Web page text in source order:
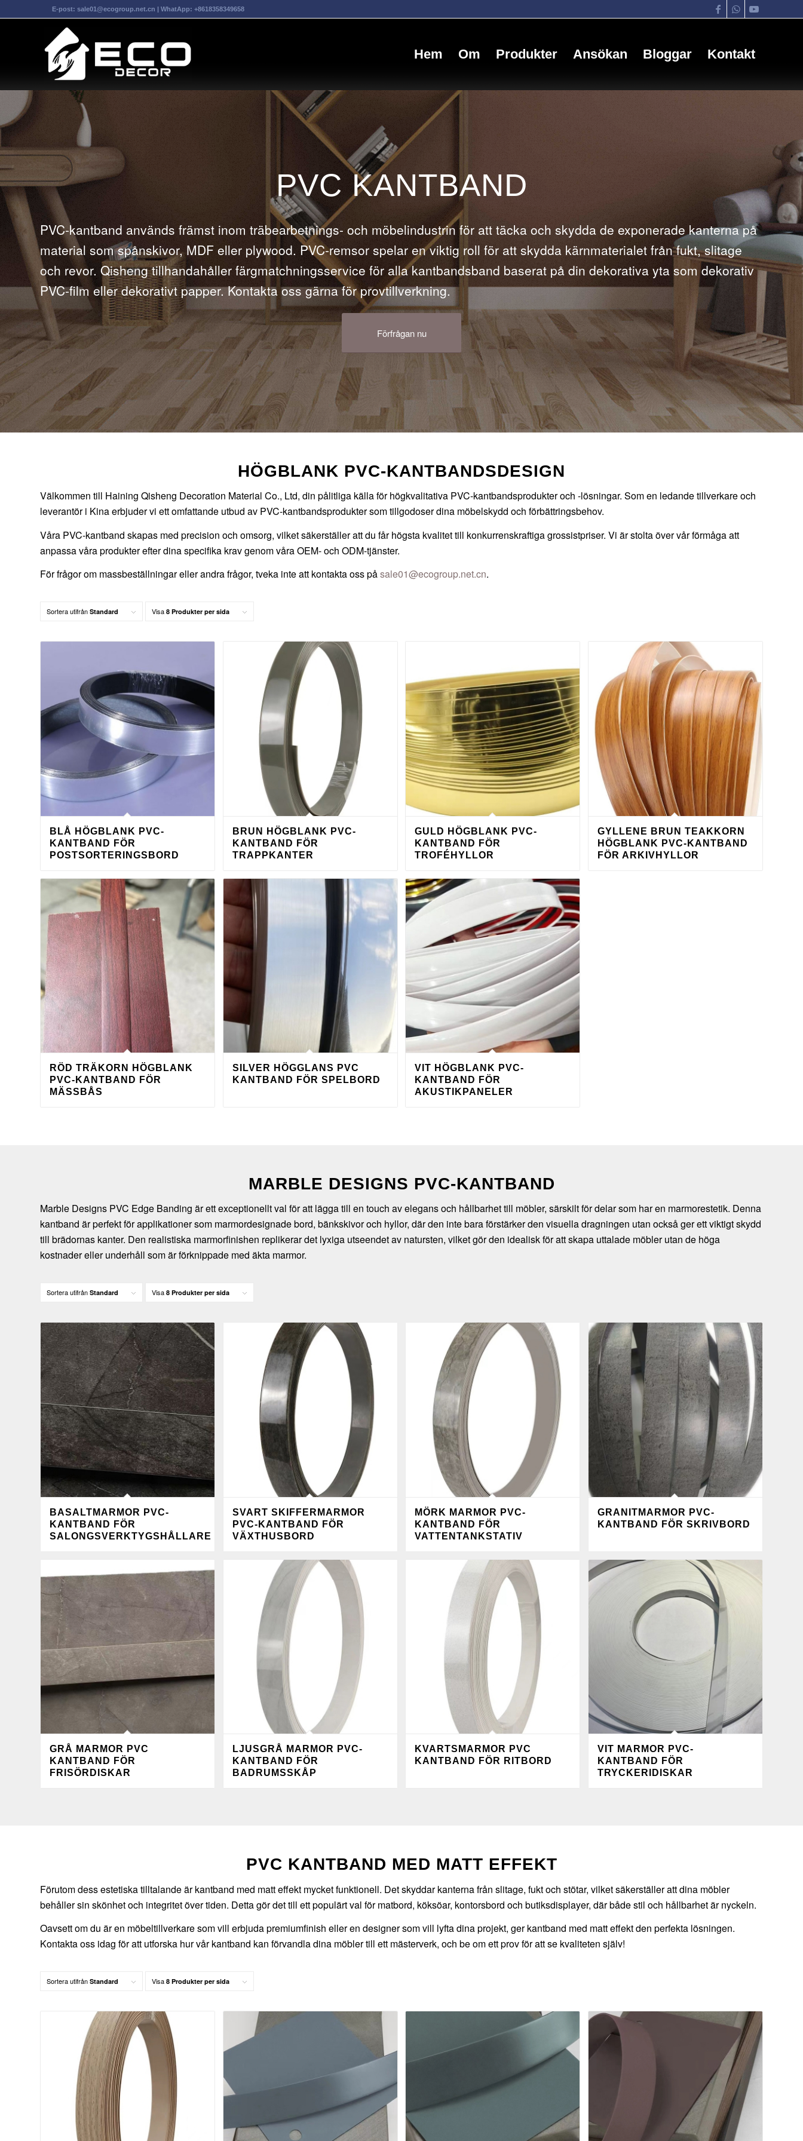
E-post: sale01@ecogroup.net.cn | WhatApp: +8618358349658
Hem Om Produkter Ansökan Bloggar Kontakt
PVC KANTBAND
PVC-kantband används främst inom träbearbetnings- och möbelindustrin för att täcka och skydda de exponerade kanterna på
material som spånskivor, MDF eller plywood. PVC-remsor spelar en viktig roll för att skydda kärnmaterialet från fukt, slitage
och revor. Qisheng tillhandahåller färgmatchningsservice för alla kantbandsband baserat på din dekorativa yta som dekorativ
PVC-film eller dekorativt papper. Kontakta oss gärna för provtillverkning.
Förfrågan nu
HÖGBLANK PVC-KANTBANDSDESIGN
Välkommen till Haining Qisheng Decoration Material Co., Ltd, din pålitliga källa för högkvalitativa PVC-kantbandsprodukter och -lösningar. Som en ledande tillverkare och
leverantör i Kina erbjuder vi ett omfattande utbud av PVC-kantbandsprodukter som tillgodoser dina möbelskydd och förbättringsbehov.
Våra PVC-kantband skapas med precision och omsorg, vilket säkerställer att du får högsta kvalitet till konkurrenskraftiga grossistpriser. Vi är stolta över vår förmåga att
anpassa våra produkter efter dina specifika krav genom våra OEM- och ODM-tjänster.
För frågor om massbeställningar eller andra frågor, tveka inte att kontakta oss påsale01@ecogroup.net.cn.
Sortera utifrån Standard Visa 8 Produkter per sida
BLÅ HÖGBLANK PVC-
KANTBAND FÖR
POSTSORTERINGSBORD
BRUN HÖGBLANK PVC-
KANTBAND FÖR
TRAPPKANTER
GULD HÖGBLANK PVC-
KANTBAND FÖR
TROFÉHYLLOR
GYLLENE BRUN TEAKKORN
HÖGBLANK PVC-KANTBAND
FÖR ARKIVHYLLOR
RÖD TRÄKORN HÖGBLANK
PVC-KANTBAND FÖR
MÄSSBÅS
SILVER HÖGGLANS PVC
KANTBAND FÖR SPELBORD
VIT HÖGBLANK PVC-
KANTBAND FÖR
AKUSTIKPANELER
MARBLE DESIGNS PVC-KANTBAND
Marble Designs PVC Edge Banding är ett exceptionellt val för att lägga till en touch av elegans och hållbarhet till möbler, särskilt för delar som har en marmorestetik. Denna
kantband är perfekt för applikationer som marmordesignade bord, bänkskivor och hyllor, där den inte bara förstärker den visuella dragningen utan också ger ett viktigt skydd
till brädornas kanter. Den realistiska marmorfinishen replikerar det lyxiga utseendet av natursten, vilket gör den idealisk för att skapa uttalade möbler utan de höga
kostnader eller underhåll som är förknippade med äkta marmor.
Sortera utifrån Standard Visa 8 Produkter per sida
BASALTMARMOR PVC-
KANTBAND FÖR
SALONGSVERKTYGSHÅLLARE
SVART SKIFFERMARMOR
PVC-KANTBAND FÖR
VÄXTHUSBORD
MÖRK MARMOR PVC-
KANTBAND FÖR
VATTENTANKSTATIV
GRANITMARMOR PVC-
KANTBAND FÖR SKRIVBORD
GRÅ MARMOR PVC
KANTBAND FÖR
FRISÖRDISKAR
LJUSGRÅ MARMOR PVC-
KANTBAND FÖR
BADRUMSSKÅP
KVARTSMARMOR PVC
KANTBAND FÖR RITBORD
VIT MARMOR PVC-
KANTBAND FÖR
TRYCKERIDISKAR
PVC KANTBAND MED MATT EFFEKT
Förutom dess estetiska tilltalande är kantband med matt effekt mycket funktionell. Det skyddar kanterna från slitage, fukt och stötar, vilket säkerställer att dina möbler
behåller sin skönhet och integritet över tiden. Detta gör det till ett populärt val för matbord, köksöar, kontorsbord och butiksdisplayer, där både stil och hållbarhet är nyckeln.
Oavsett om du är en möbeltillverkare som vill erbjuda premiumfinish eller en designer som vill lyfta dina projekt, ger kantband med matt effekt den perfekta lösningen.
Kontakta oss idag för att utforska hur vår kantband kan förvandla dina möbler till ett mästerverk, och be om ett prov för att se kvaliteten själv!
Sortera utifrån Standard Visa 8 Produkter per sida